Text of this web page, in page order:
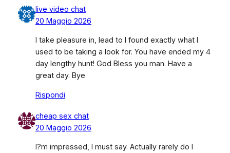
live video chat
20 Maggio 2026
I take pleasure in, lead to I found exactly what I
used to be taking a look for. You have ended my 4
day lengthy hunt! God Bless you man. Have a
great day. Bye
Rispondi
cheap sex chat
20 Maggio 2026
I?m impressed, I must say. Actually rarely do I